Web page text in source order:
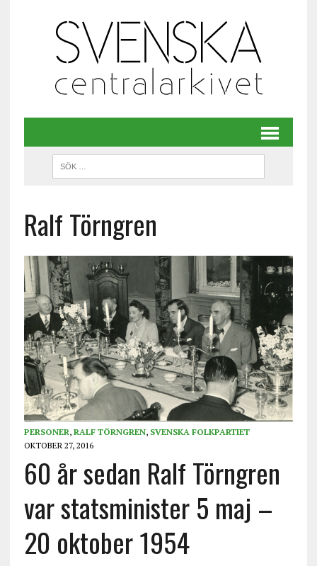
Ralf Törngren
PERSONER, RALF TÖRNGREN, SVENSKA FOLKPARTIET
OKTOBER 27, 2016
60 år sedan Ralf Törngren
var statsminister 5 maj –
20 oktober 1954